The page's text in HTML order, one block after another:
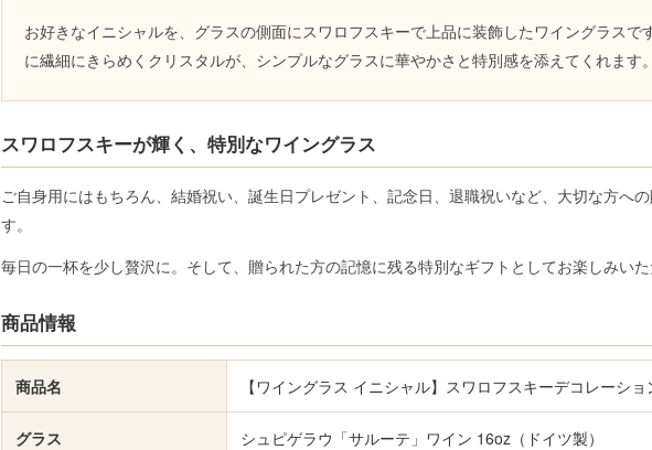
お好きなイニシャルを、グラスの側面にスワロフスキーで上品に装飾したワイングラスで
に繊細にきらめくクリスタルが、シンプルなグラスに華やかさと特別感を添えてくれます
スワロフスキーが輝く、特別なワイングラス
ご自身用にはもちろん、結婚祝い、誕生日プレゼント、記念日、退職祝いなど、大切な方へ
す。
毎日の一杯を少し贅沢に。そして、贈られた方の記憶に残る特別なギフトとしてお楽しみい
商品情報
商品名 【ワイングラス イニシャル】スワロフスキーデコレーショ
グラス シュピゲラウ「サルーテ」ワイン 16oz（ドイツ製）